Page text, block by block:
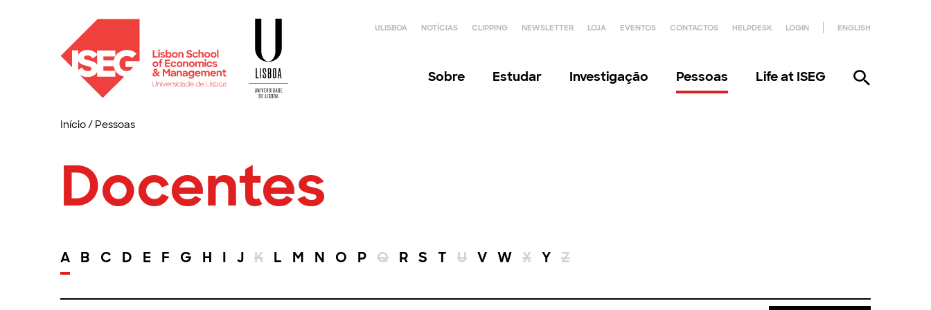
ULISBOA NOTÍCIAS CLIPPING NEWSLETTER LOJA EVENTOS CONTACTOS HELPDESK LOGIN ENGLISH
Sobre Estudar Investigação Pessoas Life at ISEG
Início/ Pessoas
Docentes
A B C D E F G H I J K L M N O P Q R S T U V W X Y Z